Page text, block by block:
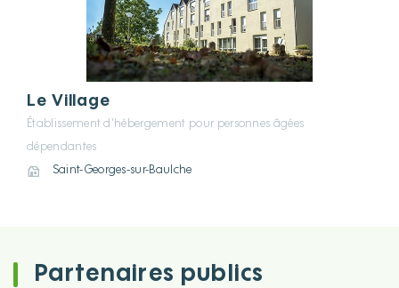
Le Village
Établissement d'hébergement pour personnes âgées
dépendantes
Saint-Georges-sur-Baulche
Partenaires publics